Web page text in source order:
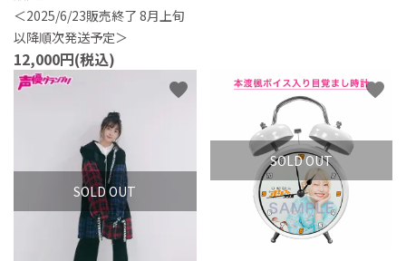
＜2025/6/23販売終了 8月上旬
以降順次発送予定＞
12,000円(税込)
SOLD OUT
favorite
SOLD OUT
favorite